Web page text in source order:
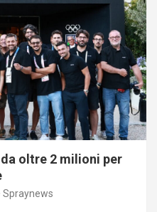
oltre 2 milioni per
Spraynews